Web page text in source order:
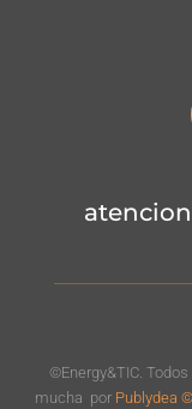
©Energy&TIC.
mucha por Publydea